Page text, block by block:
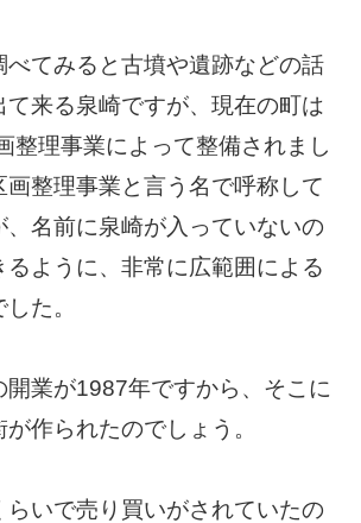
べてみると古墳や遺跡などの話
て来る泉崎ですが、現在の町は
整理事業によって整備されまし
画整理事業と言う名で呼称して
、名前に泉崎が入っていないの
るように、非常に広範囲による
た。
開業が1987年ですから、そこに
作られたのでしょう。
らいで売り買いがされていたの